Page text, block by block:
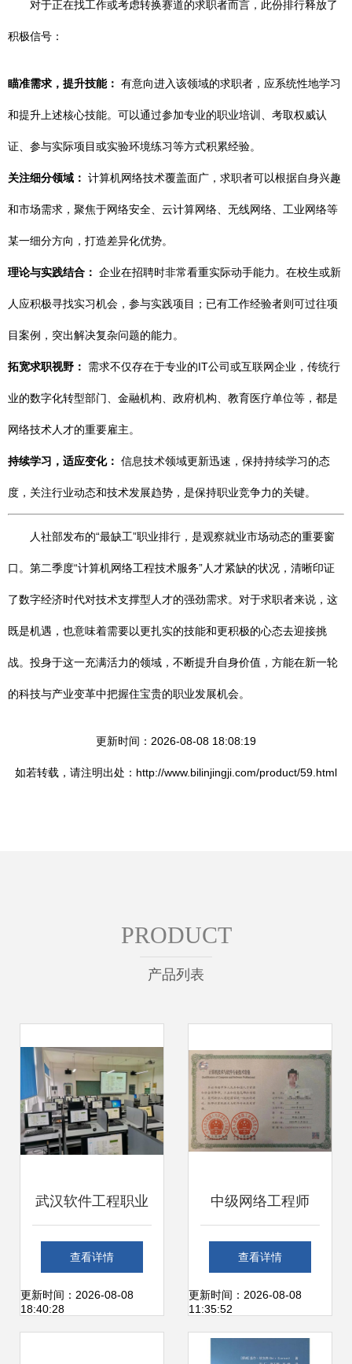
对于正在找工作或考虑转换赛道的求职者而言，此份排行释放了
积极信号：
瞄准需求，提升技能： 有意向进入该领域的求职者，应系统性地学习
和提升上述核心技能。可以通过参加专业的职业培训、考取权威认
证、参与实际项目或实验环境练习等方式积累经验。
关注细分领域： 计算机网络技术覆盖面广，求职者可以根据自身兴趣
和市场需求，聚焦于网络安全、云计算网络、无线网络、工业网络等
某一细分方向，打造差异化优势。
理论与实践结合： 企业在招聘时非常看重实际动手能力。在校生或新
人应积极寻找实习机会，参与实践项目；已有工作经验者则可过往项
目案例，突出解决复杂问题的能力。
拓宽求职视野： 需求不仅存在于专业的IT公司或互联网企业，传统行
业的数字化转型部门、金融机构、政府机构、教育医疗单位等，都是
网络技术人才的重要雇主。
持续学习，适应变化： 信息技术领域更新迅速，保持持续学习的态
度，关注行业动态和技术发展趋势，是保持职业竞争力的关键。
人社部发布的“最缺工”职业排行，是观察就业市场动态的重要窗
口。第二季度“计算机网络工程技术服务”人才紧缺的状况，清晰印证
了数字经济时代对技术支撑型人才的强劲需求。对于求职者来说，这
既是机遇，也意味着需要以更扎实的技能和更积极的心态去迎接挑
战。投身于这一充满活力的领域，不断提升自身价值，方能在新一轮
的科技与产业变革中把握住宝贵的职业发展机会。
更新时间：2026-08-08 18:08:19
如若转载，请注明出处：http://www.bilinjingji.com/product/59.html
PRODUCT
产品列表
武汉软件工程职业
学院电子信息工程
技术专业 计算机网
查看详情
更新时间：2026-08-08
18:40:28
中级网络工程师
（计算机软考）报
名启动 既是职称，
更是硬核技能
查看详情
更新时间：2026-08-08
11:35:52